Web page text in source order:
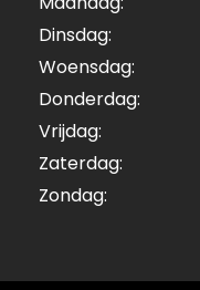
Dinsdag:
Woensdag:
Donderdag:
Vrijdag:
Zaterdag:
Zondag: